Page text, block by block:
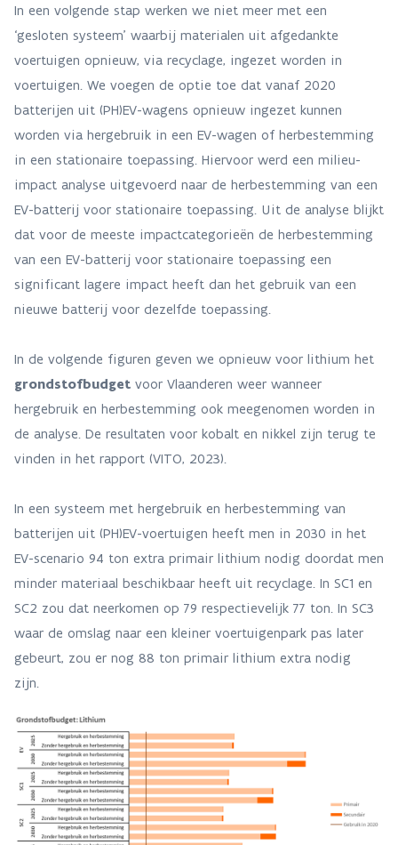
In een volgende stap werken we niet meer met een
‘gesloten systeem’ waarbij materialen uit afgedankte
voertuigen opnieuw, via recyclage, ingezet worden in
voertuigen. We voegen de optie toe dat vanaf 2020
batterijen uit (PH)EV-wagens opnieuw ingezet kunnen
worden via hergebruik in een EV-wagen of herbestemming
in een stationaire toepassing. Hiervoor werd een milieu-
impact analyse uitgevoerd naar de herbestemming van een
EV-batterij voor stationaire toepassing. Uit de analyse blijkt
dat voor de meeste impactcategorieën de herbestemming
van een EV-batterij voor stationaire toepassing een
significant lagere impact heeft dan het gebruik van een
nieuwe batterij voor dezelfde toepassing.
In de volgende figuren geven we opnieuw voor lithium het
grondstofbudget voor Vlaanderen weer wanneer
hergebruik en herbestemming ook meegenomen worden in
de analyse. De resultaten voor kobalt en nikkel zijn terug te
vinden in het rapport (VITO, 2023).
In een systeem met hergebruik en herbestemming van
batterijen uit (PH)EV-voertuigen heeft men in 2030 in het
EV-scenario 94 ton extra primair lithium nodig doordat men
minder materiaal beschikbaar heeft uit recyclage. In SC1 en
SC2 zou dat neerkomen op 79 respectievelijk 77 ton. In SC3
waar de omslag naar een kleiner voertuigenpark pas later
gebeurt, zou er nog 88 ton primair lithium extra nodig
zijn.